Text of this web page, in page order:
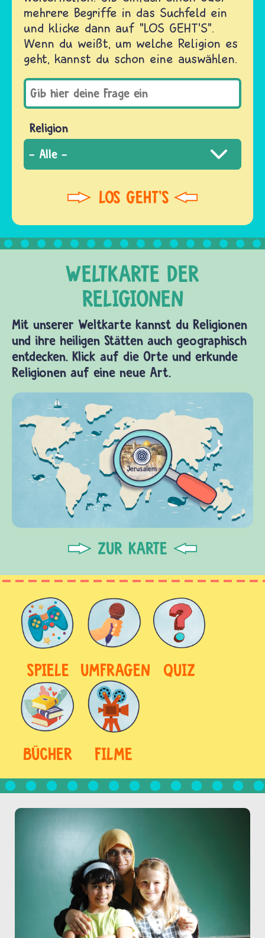
mehrere Begriffe in das Suchfeld ein
und klicke dann auf "LOS GEHT'S".
Wenn du weißt, um welche Religion es
geht, kannst du schon eine auswählen.
Religion
Mit unserer Weltkarte kannst du Religionen
und ihre heiligen Stätten auch geographisch
entdecken. Klick auf die Orte und erkunde
Religionen auf eine neue Art.
ZUR KARTE
SPIELE UMFRAGEN QUIZ
BÜCHER FILME